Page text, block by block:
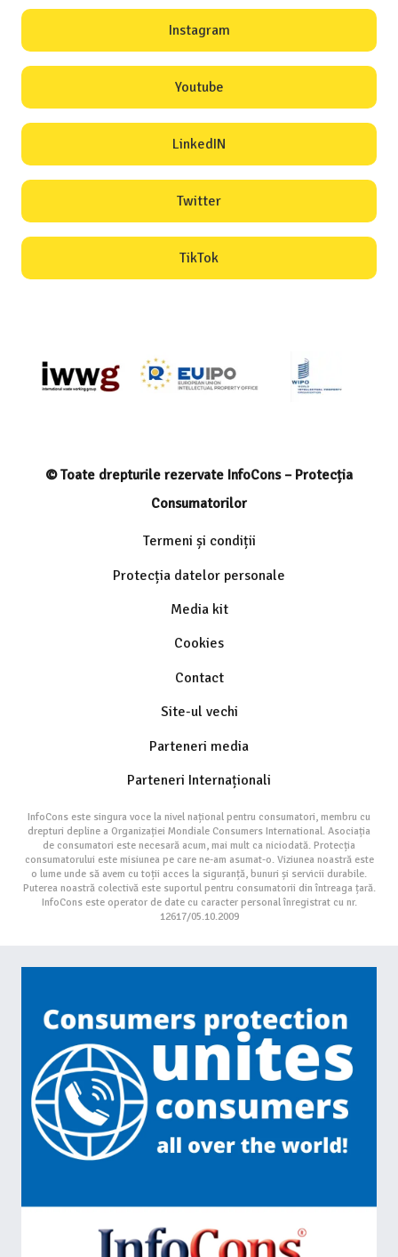
Instagram
Youtube
LinkedIN
Twitter
TikTok
© Toate drepturile rezervate InfoCons – Protecția
Consumatorilor
Termeni și condiții
Protecția datelor personale
Media kit
Cookies
Contact
Site-ul vechi
Parteneri media
Parteneri Internaționali
InfoCons este singura voce la nivel național pentru consumatori, membru cu
drepturi depline a Organizației Mondiale Consumers International. Asociația
de consumatori este necesară acum, mai mult ca niciodată. Protecția
consumatorului este misiunea pe care ne-am asumat-o. Viziunea noastră este
o lume unde să avem cu toții acces la siguranță, bunuri și servicii durabile.
Puterea noastră colectivă este suportul pentru consumatorii din întreaga țară.
InfoCons este operator de date cu caracter personal înregistrat cu nr.
12617/05.10.2009